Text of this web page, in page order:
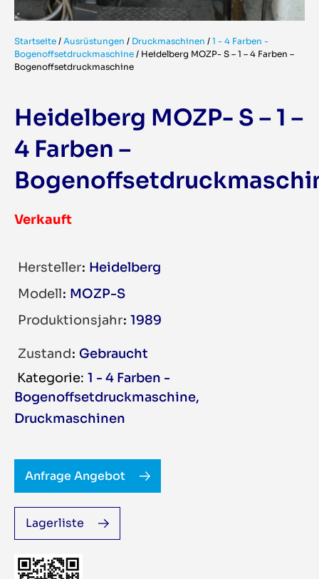
Startseite / Ausrüstungen / Druckmaschinen / 1 - 4 Farben -
Bogenoffsetdruckmaschine / Heidelberg MOZP- S – 1 – 4 Farben –
Bogenoffsetdruckmaschine
Heidelberg MOZP- S – 1 –
4 Farben –
Verkauft
Hersteller Heidelberg
Modell MOZP-S
Produktionsjahr 1989
Zustand Gebraucht
1 - 4 Farben -
Bogenoffsetdruckmaschine
,
Druckmaschinen
Anfrage Angebot
Lagerliste